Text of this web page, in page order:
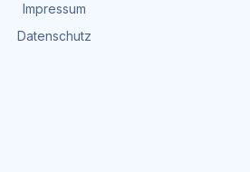
Impressum
Datenschutz